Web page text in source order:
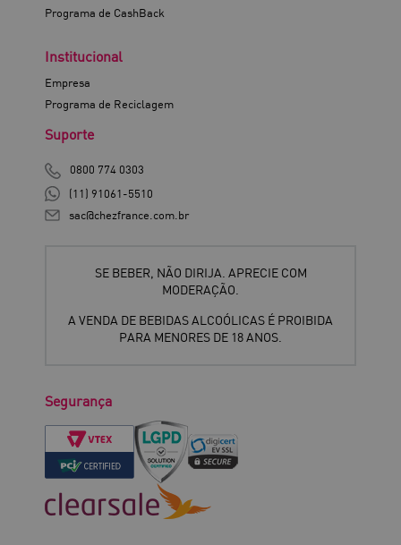
Programa de CashBack
Institucional
Empresa
Programa de Reciclagem
Suporte
0800 774 0303
(11) 91061-5510
sac@chezfrance.com.br
SE BEBER, NÃO DIRIJA. APRECIE COM
MODERAÇÃO.
A VENDA DE BEBIDAS ALCOÓLICAS É PROIBIDA
PARA MENORES DE 18 ANOS.
Segurança